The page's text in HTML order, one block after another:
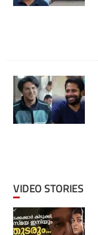
VIDEO STORIES